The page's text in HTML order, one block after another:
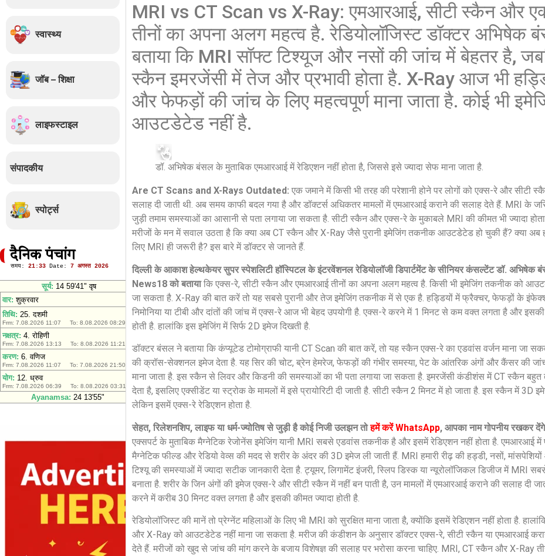
स्वास्थ्य
जॉब – शिक्षा
लाइफस्टाइल
संपादकीय
स्पोर्ट्स
दैनिक पंचांग
MRI vs CT Scan vs X-Ray: एमआरआई, सीटी स्कैन और
तीनों का अपना अलग महत्व है. रेडियोलॉजिस्ट डॉक्टर अभिषेक
बताया कि MRI सॉफ्ट टिश्यूज और नसों की जांच में बेहतर है,
स्कैन इमरजेंसी में तेज और प्रभावी होता है. X-Ray आज भी
और फेफड़ों की जांच के लिए महत्वपूर्ण माना जाता है. कोई भी
आउटडेटेड नहीं है.
डॉ. अभिषेक बंसल के मुताबिक एमआरआई में रेडिएशन नहीं होता है, जिससे इसे ज्यादा सेफ माना जाता है.
Are CT Scans and X-Rays Outdated: एक जमाने में किसी भी तरह की परेशानी होने पर लोगों को एक्स-रे और सीटी
सलाह दी जाती थी. अब समय काफी बदल गया है और डॉक्टर्स अधिकतर मामलों में एमआरआई कराने की सलाह देते हैं. MRI के
जुड़ी तमाम समस्याओं का आसानी से पता लगाया जा सकता है. सीटी स्कैन और एक्स-रे के मुकाबले MRI की कीमत भी ज्यादा
मरीजों के मन में सवाल उठता है कि क्या अब CT स्कैन और X-Ray जैसे पुरानी इमेजिंग तकनीक आउटडेटेड हो चुकी हैं? क्या अब
लिए MRI ही जरूरी है? इस बारे में डॉक्टर से जानते हैं.
दिल्ली के आकाश हेल्थकेयर सुपर स्पेशलिटी हॉस्पिटल के इंटरवेंशनल रेडियोलॉजी डिपार्टमेंट के सीनियर कंसल्टेंट डॉ. अभिषेक
News18 को बतायाकि एक्स-रे, सीटी स्कैन और एमआरआई तीनों का अपना अलग महत्व है. किसी भी इमेजिंग तकनीक को
जा सकता है. X-Ray की बात करें तो यह सबसे पुरानी और तेज इमेजिंग तकनीक में से एक है. हड्डियों में फ्रैक्चर, फेफड़ों के
निमोनिया या टीबी और दांतों की जांच में एक्स-रे आज भी बेहद उपयोगी है. एक्स-रे करने में 1 मिनट से कम वक्त लगता है और
होती है. हालांकि इस इमेजिंग में सिर्फ 2D इमेज दिखती है.
डॉक्टर बंसल ने बताया कि कंप्यूटेड टोमोग्राफी यानी CT Scan की बात करें, तो यह स्कैन एक्स-रे का एडवांस वर्जन माना जा
की क्रॉस-सेक्शनल इमेज देता है. यह सिर की चोट, ब्रेन हेमरेज, फेफड़ों की गंभीर समस्या, पेट के आंतरिक अंगों और कैंसर की
माना जाता है. इस स्कैन से लिवर और किडनी की समस्याओं का भी पता लगाया जा सकता है. इमरजेंसी कंडीशंस में CT स्कैन बहुत
देता है, इसलिए एक्सीडेंट या स्ट्रोक के मामलों में इसे प्रायोरिटी दी जाती है. सीटी स्कैन 2 मिनट में हो जाता है. इस स्कैन में 3D
लेकिन इसमें एक्स-रे रेडिएशन होता है.
सेहत, रिलेशनशिप, लाइफ या धर्म-ज्योतिष से जुड़ी है कोई निजी उलझन तोहमें करें WhatsApp, आपका नाम गोपनीय रखकर देंगे
एक्सपर्ट के मुताबिक मैग्नेटिक रेजोनेंस इमेजिंग यानी MRI सबसे एडवांस तकनीक है और इसमें रेडिएशन नहीं होता है. एमआरआई में
मैग्नेटिक फील्ड और रेडियो वेव्स की मदद से शरीर के अंदर की 3D इमेज ली जाती हैं. MRI हमारी रीढ़ की हड्डी, नसों,
टिश्यू की समस्याओं में ज्यादा सटीक जानकारी देता है. ट्यूमर, लिगामेंट इंजरी, स्लिप डिस्क या न्यूरोलॉजिकल डिजीज में MRI
बनाता है. शरीर के जिन अंगों की इमेज एक्स-रे और सीटी स्कैन में नहीं बन पाती है, उन मामलों में एमआरआई कराने की सलाह दी
करने में करीब 30 मिनट वक्त लगता है और इसकी कीमत ज्यादा होती है.
रेडियोलॉजिस्ट की मानें तो प्रेग्नेंट महिलाओं के लिए भी MRI को सुरक्षित माना जाता है, क्योंकि इसमें रेडिएशन नहीं होता है.
और X-Ray को आउटडेटेड नहीं माना जा सकता है. मरीज की कंडीशन के अनुसार डॉक्टर एक्स-रे, सीटी स्कैन या एमआरआई
देते हैं. मरीजों को खुद से जांच की मांग करने के बजाय विशेषज्ञ की सलाह पर भरोसा करना चाहिए. MRI, CT स्कैन और X-Ray